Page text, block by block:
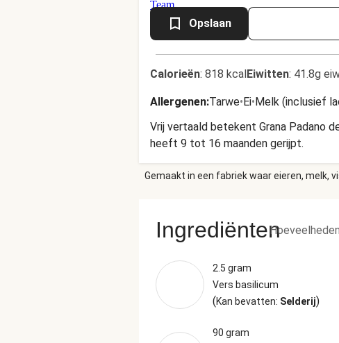
Opslaan
Calorieën: 818 kcalEiwitten: 41.8g
Allergenen:Tarwe•Ei•Melk (inclusief
Vrij vertaald betekent Grana Padano
heeft 9 tot 16 maanden gerijpt.
Gemaakt in een fabriek waar eieren, melk,
IngrediëntenHoeveelheden
2.5 gram
Vers basilicum
(Kan bevatten: Selderij)
90 gram